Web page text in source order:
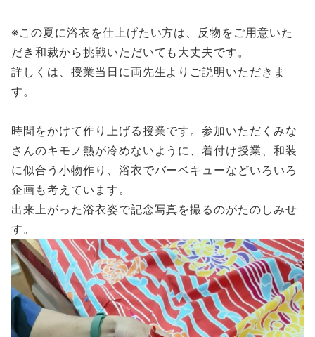
※この夏に浴衣を仕上げたい方は、反物をご用意いた
だき和裁から挑戦いただいても大丈夫です。
詳しくは、授業当日に両先生よりご説明いただきま
す。
時間をかけて作り上げる授業です。参加いただくみな
さんのキモノ熱が冷めないように、着付け授業、和装
に似合う小物作り、浴衣でバーベキューなどいろいろ
企画も考えています。
出来上がった浴衣姿で記念写真を撮るのがたのしみせ
す。